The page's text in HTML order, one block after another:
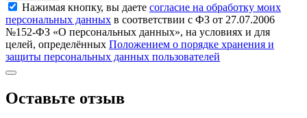
Нажимая кнопку, вы даете согласие на обработку моих
персональных данных в соответствии с ФЗ от 27.07.2006
№152-ФЗ «О персональных данных», на условиях и для
целей, определённых Положением о порядке хранения и
защиты персональных данных пользователей
Оставьте отзыв